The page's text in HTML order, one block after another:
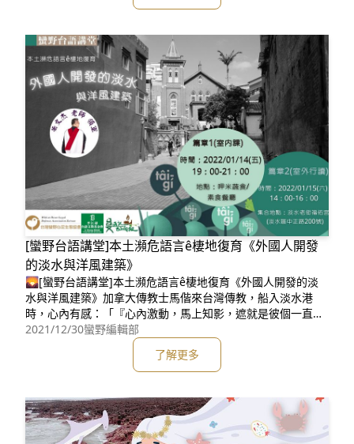
[蠻野台語講堂]本土瀕危語言ê棲地復育《外國人開發
的淡水與洋風建築》
🌄[蠻野台語講堂]本土瀕危語言ê棲地復育《外國人開發的淡
水與洋風建築》加拿大傳教士馬偕來台灣傳教，船入淡水港
時，心內有感：「『心內激動，馬上知影，遮就是彼個一直啲
等候我的所在。』(馬偕日記)」，淡水成為伊「安歇的所在」
…..日本畫家木下靜涯佮畫友去印度觀摩壁畫，卻相出路留佇咧
台灣，愛著淡水小鎮，一蹛著是二十年……淡水到底有啥乜魅
2021/12/30蠻野編輯部
了解更多